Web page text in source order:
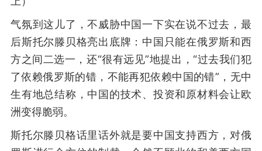
气氛到这儿了，不威胁中国一下实在说不过去，最
后斯托尔滕贝格亮出底牌：中国只能在俄罗斯和西
方之间二选一，还“很有远见”地提出，“过去我们犯
了依赖俄罗斯的错，不能再犯依赖中国的错”，无中
生有地总结称，中国的技术、投资和原材料会让欧
洲变得脆弱。
斯托尔滕贝格话里话外就是要中国支持西方，对俄